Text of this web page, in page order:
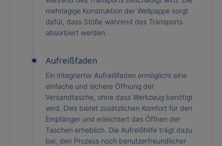
mehrlagige Konstruktion der Wellpappe sorgt
dafür, dass Stöße während des Transports
absorbiert werden.
Aufreißfaden
Ein integrierter Aufreißfaden ermöglicht eine
einfache und sichere Öffnung der
Versandtasche, ohne dass Werkzeug benötigt
wird. Dies bietet zusätzlichen Komfort für den
Empfänger und erleichtert das Öffnen der
Taschen erheblich. Die Aufreißhilfe trägt dazu
bei, den Prozess noch benutzerfreundlicher